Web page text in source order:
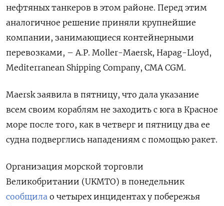
нефтяных танкеров в этом районе. Перед этим
аналогичное решение приняли крупнейшие
компании, занимающиеся контейнерными
перевозками, – A.P. Moller-Maersk, Hapag-Lloyd,
Mediterranean Shipping Company, CMA CGM.
Maersk заявила в пятницу, что дала указание
всем своим кораблям не заходить с юга в Красное
море после того, как в четверг и пятницу два ее
судна подверглись нападениям с помощью ракет.
Организация морской торговли
Великобритании (UKMTO) в понедельник
сообщила о четырех инцидентах у побережья